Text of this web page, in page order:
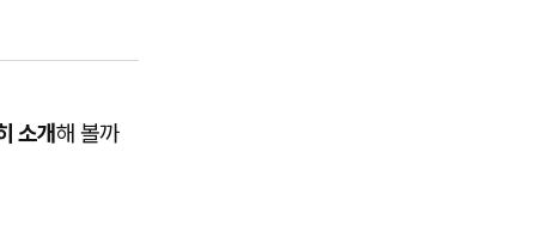
소개해 볼까